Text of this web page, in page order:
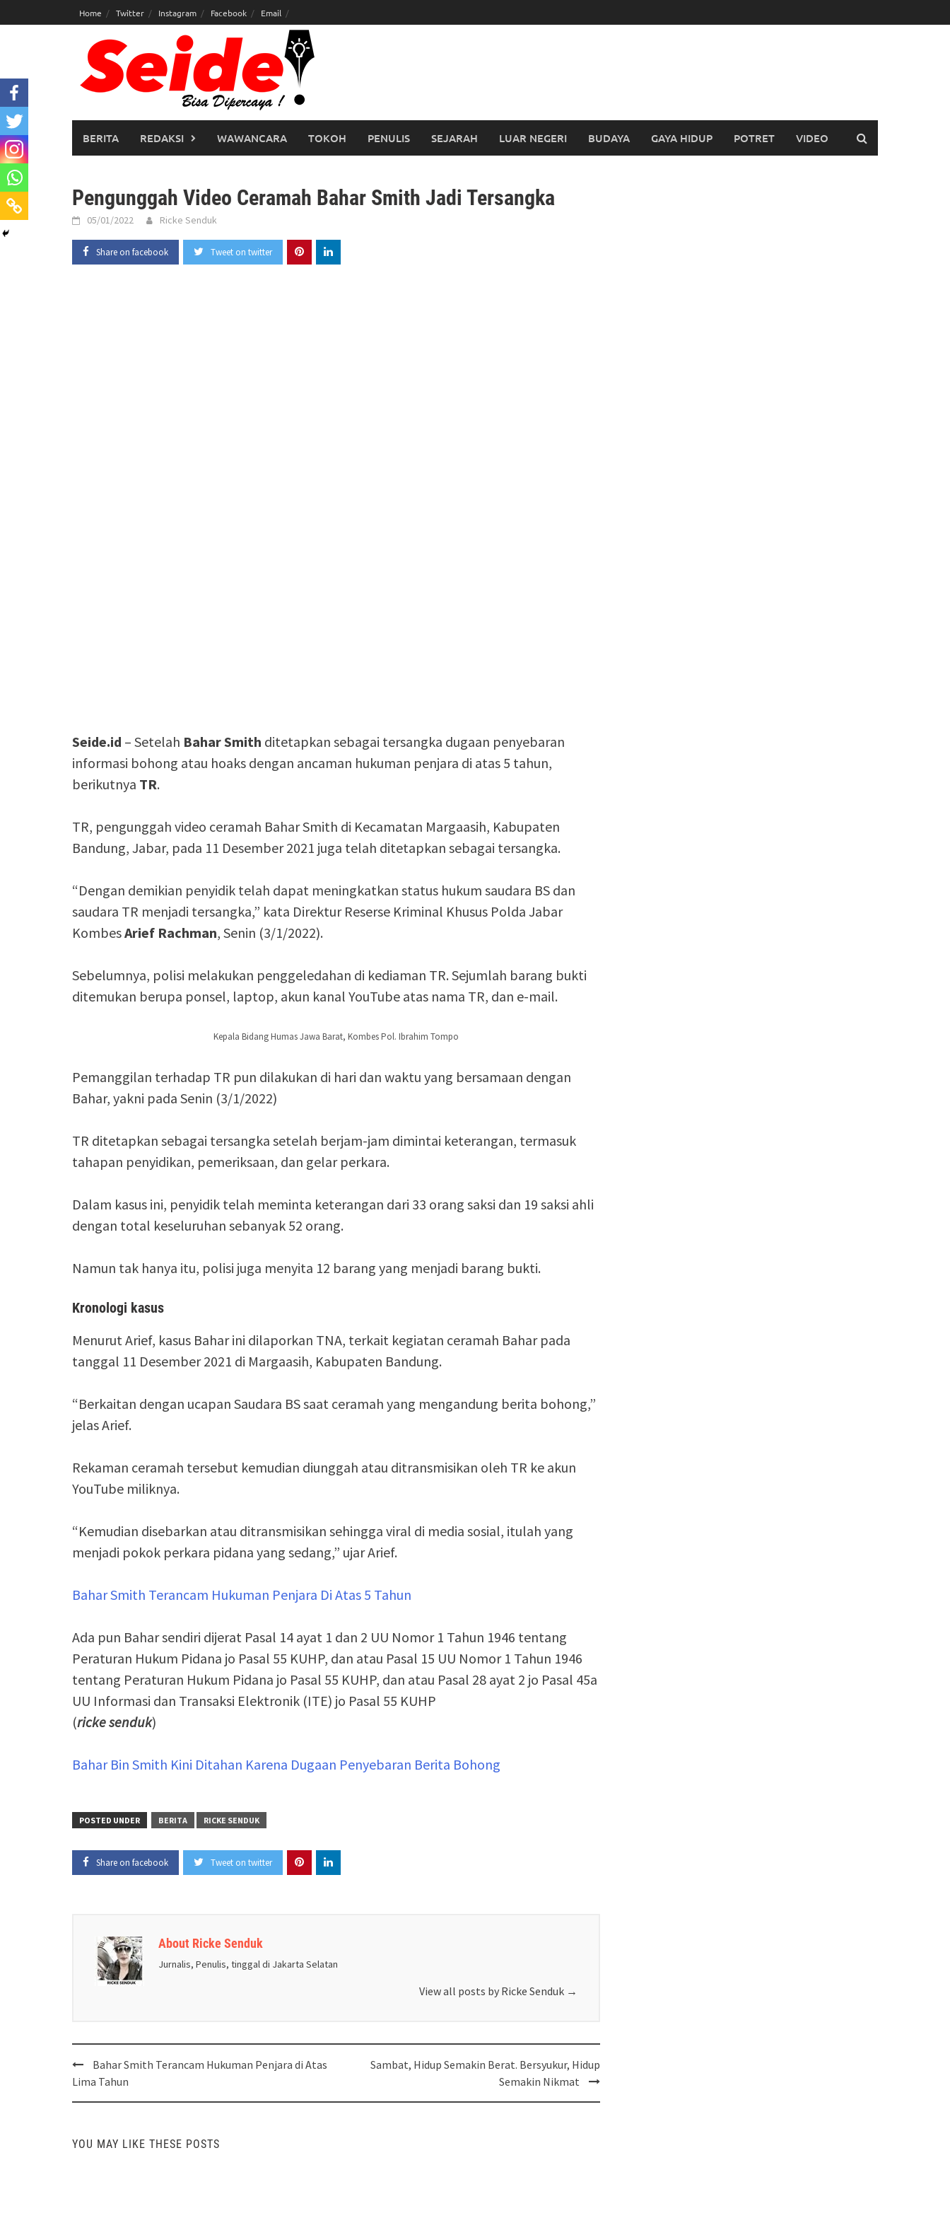
to
Home Twitter Instagram Facebook Email
BERITA REDAKSI WAWANCARA TOKOH PENULIS SEJARAH LUAR NEGERI BUDAYA GAYA HIDUP POTRET VIDEO
Pengunggah Video Ceramah Bahar Smith Jadi Tersangka
05/01/2022 Ricke Senduk
Share on facebook Tweet on twitter
Seide.id – Setelah Bahar Smith ditetapkan sebagai tersangka dugaan penyebaran
informasi bohong atau hoaks dengan ancaman hukuman penjara di atas 5 tahun,
berikutnya TR.
TR, pengunggah video ceramah Bahar Smith di Kecamatan Margaasih, Kabupaten
Bandung, Jabar, pada 11 Desember 2021 juga telah ditetapkan sebagai tersangka.
“Dengan demikian penyidik telah dapat meningkatkan status hukum saudara BS dan
saudara TR menjadi tersangka,” kata Direktur Reserse Kriminal Khusus Polda Jabar
KombesArief Rachman, Senin (3/1/2022).
Sebelumnya, polisi melakukan penggeledahan di kediaman TR. Sejumlah barang bukti
ditemukan berupa ponsel, laptop, akun kanal YouTube atas nama TR, dan e-mail.
Kepala Bidang Humas Jawa Barat, Kombes Pol. Ibrahim Tompo
Pemanggilan terhadap TR pun dilakukan di hari dan waktu yang bersamaan dengan
Bahar, yakni pada Senin (3/1/2022)
TR ditetapkan sebagai tersangka setelah berjam-jam dimintai keterangan, termasuk
tahapan penyidikan, pemeriksaan, dan gelar perkara.
Dalam kasus ini, penyidik telah meminta keterangan dari 33 orang saksi dan 19 saksi ahli
dengan total keseluruhan sebanyak 52 orang.
Namun tak hanya itu, polisi juga menyita 12 barang yang menjadi barang bukti.
Kronologi kasus
Menurut Arief, kasus Bahar ini dilaporkan TNA, terkait kegiatan ceramah Bahar pada
tanggal 11 Desember 2021 di Margaasih, Kabupaten Bandung.
“Berkaitan dengan ucapan Saudara BS saat ceramah yang mengandung berita bohong,”
jelas Arief.
Rekaman ceramah tersebut kemudian diunggah atau ditransmisikan oleh TR ke akun
YouTube miliknya.
“Kemudian disebarkan atau ditransmisikan sehingga viral di media sosial, itulah yang
menjadi pokok perkara pidana yang sedang,” ujar Arief.
Bahar Smith Terancam Hukuman Penjara Di Atas 5 Tahun
Ada pun Bahar sendiri dijerat Pasal 14 ayat 1 dan 2 UU Nomor 1 Tahun 1946 tentang
Peraturan Hukum Pidana jo Pasal 55 KUHP, dan atau Pasal 15 UU Nomor 1 Tahun 1946
tentang Peraturan Hukum Pidana jo Pasal 55 KUHP, dan atau Pasal 28 ayat 2 jo Pasal 45a
UU Informasi dan Transaksi Elektronik (ITE) jo Pasal 55 KUHP
(ricke senduk)
Bahar Bin Smith Kini Ditahan Karena Dugaan Penyebaran Berita Bohong
POSTED UNDER BERITA RICKE SENDUK
Share on facebook Tweet on twitter
About Ricke Senduk
Jurnalis, Penulis, tinggal di Jakarta Selatan
View all posts by Ricke Senduk →
Post
navigation
Bahar Smith Terancam Hukuman Penjara di Atas
Lima Tahun
Sambat, Hidup Semakin Berat. Bersyukur, Hidup
Semakin Nikmat
YOU MAY LIKE THESE POSTS